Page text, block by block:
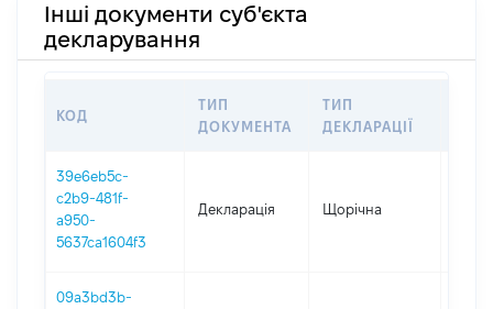
Інші документи суб'єкта
декларування
КОД
ТИП
ДОКУМЕНТА
ТИП
ДЕКЛАРАЦІЇ
39e6eb5c-
c2b9-481f-
a950-
5637ca1604f3
Декларація Щорічна
09a3bd3b-